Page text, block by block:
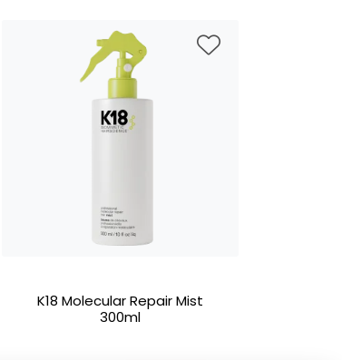
K18 Molecular Repair Mist
300ml